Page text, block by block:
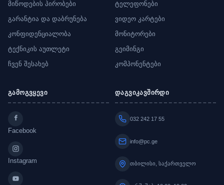
მიწოდების პირობები
გარანტია და დაბრუნება
კონფიდენციალობა
ტექნიკის აუთლეტი
ჩვენ შესახებ
ტელეფონები
ვიდეო კარტები
მონიტორები
გეიმინგი
კომპონენტები
გამოგვყევი
Facebook
Instagram
დაგვიკავშირდი
032 242 17 55
info@pc.ge
თბილისი, საქართველო